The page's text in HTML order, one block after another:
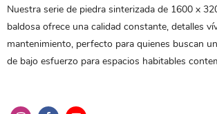
Nuestra serie de piedra sinterizada de 1600 x
baldosa ofrece una calidad constante, detalles
mantenimiento, perfecto para quienes buscan
de bajo esfuerzo para espacios habitables